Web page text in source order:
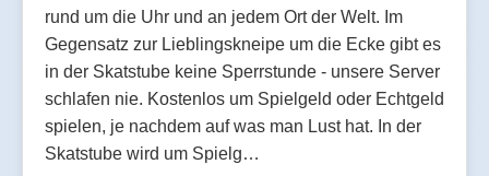
rund um die Uhr und an jedem Ort der Welt. Im
Gegensatz zur Lieblingskneipe um die Ecke gibt es
in der Skatstube keine Sperrstunde - unsere Server
schlafen nie. Kostenlos um Spielgeld oder Echtgeld
spielen, je nachdem auf was man Lust hat. In der
Skatstube wird um Spielg…